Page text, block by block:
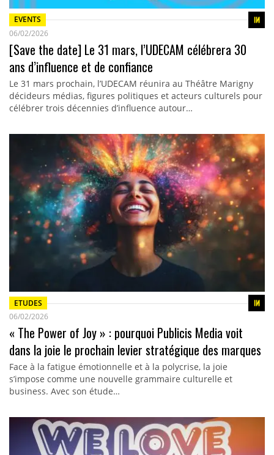
EVENTS
06/02/2026
[Save the date] Le 31 mars, l’UDECAM célébrera 30
ans d’influence et de confiance
Le 31 mars prochain, l’UDECAM réunira au Théâtre Marigny
décideurs médias, figures politiques et acteurs culturels pour
célébrer trois décennies d’influence autour…
ETUDES
06/02/2026
« The Power of Joy » : pourquoi Publicis Media voit
dans la joie le prochain levier stratégique des marques
Face à la fatigue émotionnelle et à la polycrise, la joie
s’impose comme une nouvelle grammaire culturelle et
business. Avec son étude…